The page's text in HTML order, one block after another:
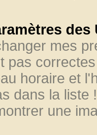
mes
pas
horaire et
dans la liste !
une